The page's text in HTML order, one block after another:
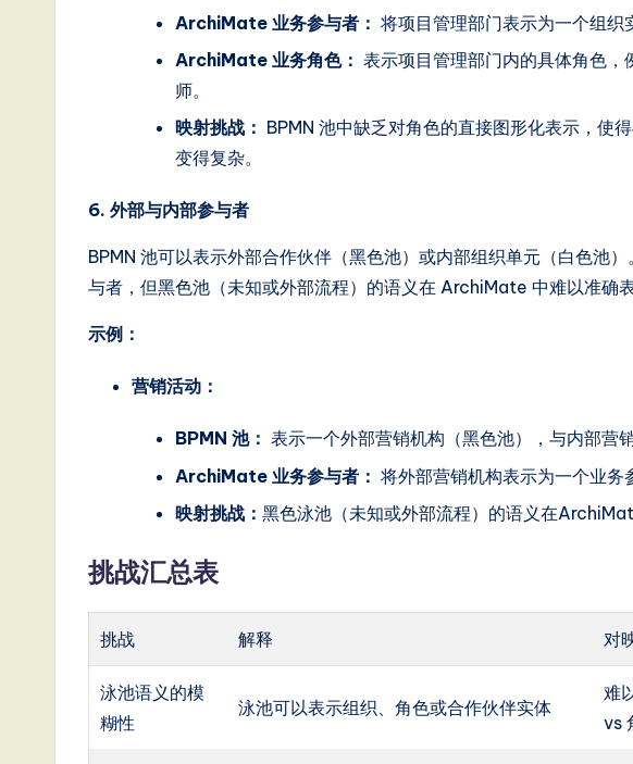
ArchiMate 业务参与者： 将项目管理部门表示为一个组织
ArchiMate 业务角色： 表示项目管理部门内的具体角色
师。
映射挑战： BPMN 池中缺乏对角色的直接图形化表示，
变得复杂。
6. 外部与内部参与者
BPMN 池可以表示外部合作伙伴（黑色池）或内部组织单元（白色池
与者，但黑色池（未知或外部流程）的语义在 ArchiMate 中难以准确
示例：
营销活动：
BPMN 池： 表示一个外部营销机构（黑色池），与内部营
ArchiMate 业务参与者： 将外部营销机构表示为一个业务
映射挑战： 黑色泳池（未知或外部流程）的语义在
挑战汇总表
挑战 解释 对
泳池语义的模
糊性
泳池可以表示组织、角色或合作伙伴实体
难
vs